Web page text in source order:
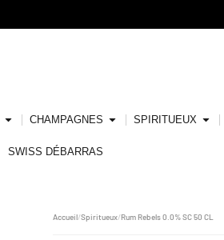
CHAMPAGNES SPIRITUEUX
SWISS DÉBARRAS
Accueil/Spiritueux/Rum Rebels 0.0% SC 50 CL